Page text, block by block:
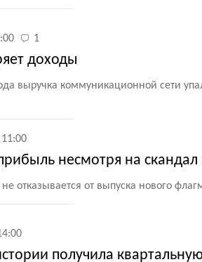
1
доходы
выручка коммуникационной сети
несмотря на скандал
отказывается от выпуска нового
получила